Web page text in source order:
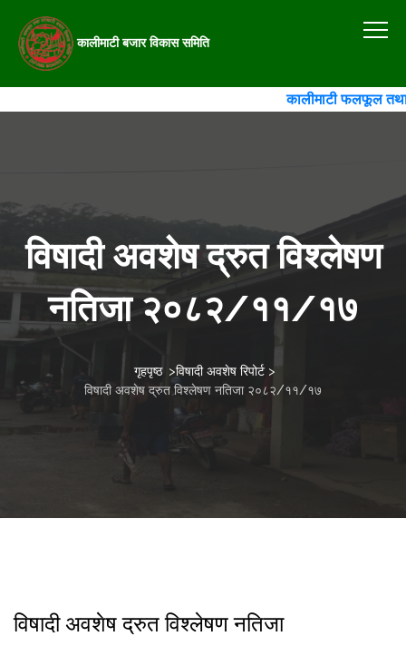
कालीमाटी बजार विकास समिति
कालीमाटी फलफूल तथा
विषादी अवशेष द्रुत विश्लेषण
नतिजा २०८२/११/१७
गृहपृष्ठ >विषादी अवशेष रिपोर्ट>
विषादी अवशेष द्रुत विश्लेषण नतिजा २०८२/११/१७
विषादी अवशेष द्रुत विश्लेषण नतिजा